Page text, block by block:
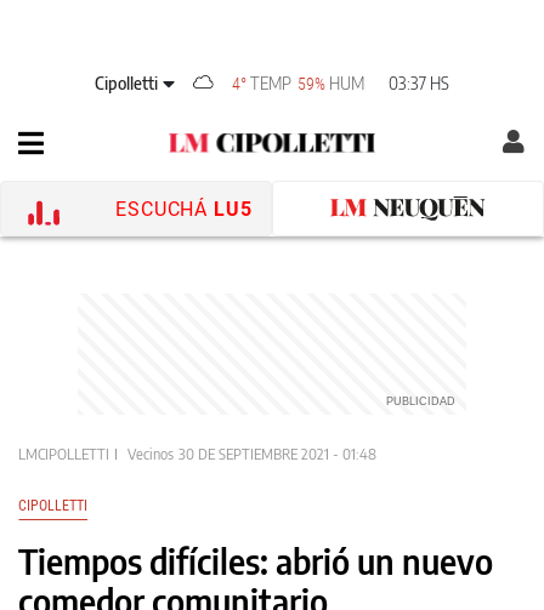
Cipolletti 4° TEMP 59% HUM 03:37 HS
ESCUCHÁ LU5
LMCIPOLLETTI Vecinos 30 DE SEPTIEMBRE 2021 - 01:48
CIPOLLETTI
Tiempos difíciles: abrió un nuevo
comedor comunitario